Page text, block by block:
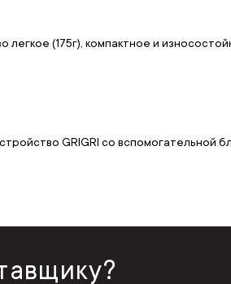
(175г), компактное и
GRIGRI со вспомогательной